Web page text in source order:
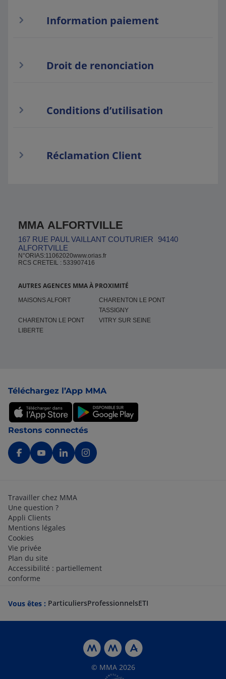
Information paiement
Droit de renonciation
Conditions d’utilisation
Réclamation Client
MMA ALFORTVILLE
167 RUE PAUL VAILLANT COUTURIER
94140
ALFORTVILLE
N°ORIAS:11062020www.orias.fr
RCS CRETEIL : 533907416
AUTRES AGENCES MMA À PROXIMITÉ
MAISONS ALFORT
CHARENTON LE PONT
TASSIGNY
CHARENTON LE PONT
LIBERTE
VITRY SUR SEINE
Téléchargez l’App MMA
Restons connectés
Travailler chez MMA
Une question ?
Appli Clients
Mentions légales
Cookies
Vie privée
Plan du site
Accessibilité : partiellement
conforme
Vous êtes : ParticuliersProfessionnelsETI
© MMA 2026